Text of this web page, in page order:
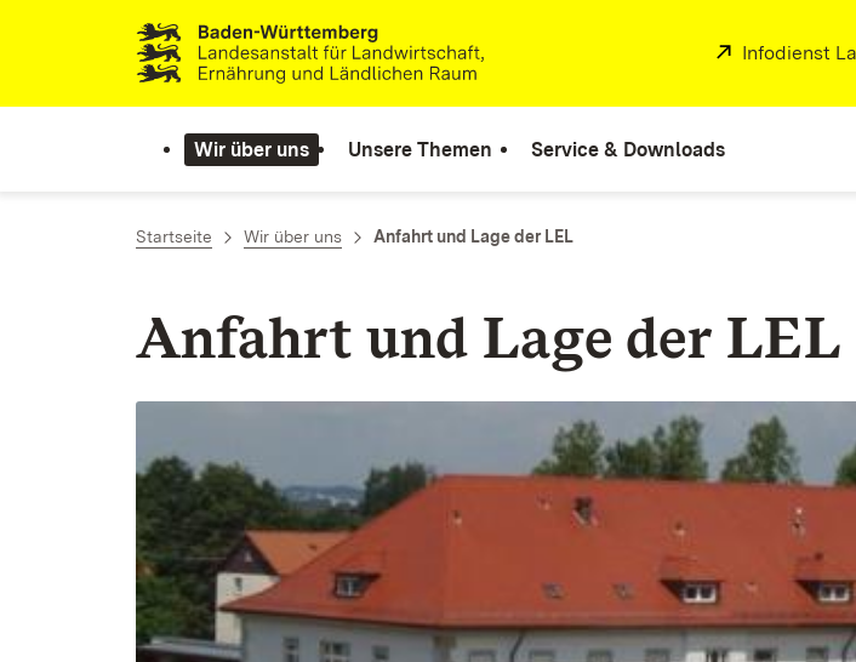
Zum Inhalt springen
Link zur Startseite
Extern:
Infodienst
Wir über uns Unsere Themen Service & Downloads
Startseite Wir über uns Anfahrt und Lage der LEL
Anfahrt und Lage der LEL